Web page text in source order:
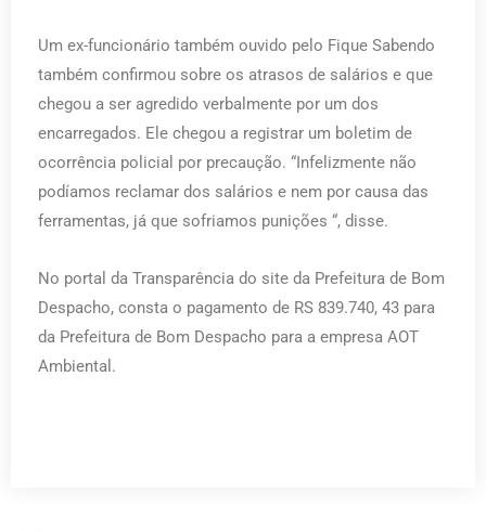
Um ex-funcionário também ouvido pelo Fique Sabendo
também confirmou sobre os atrasos de salários e que
chegou a ser agredido verbalmente por um dos
encarregados. Ele chegou a registrar um boletim de
ocorrência policial por precaução. “Infelizmente não
podíamos reclamar dos salários e nem por causa das
ferramentas, já que sofriamos punições “, disse.
No portal da Transparência do site da Prefeitura de Bom
Despacho, consta o pagamento de RS 839.740, 43 para
da Prefeitura de Bom Despacho para a empresa AOT
Ambiental.